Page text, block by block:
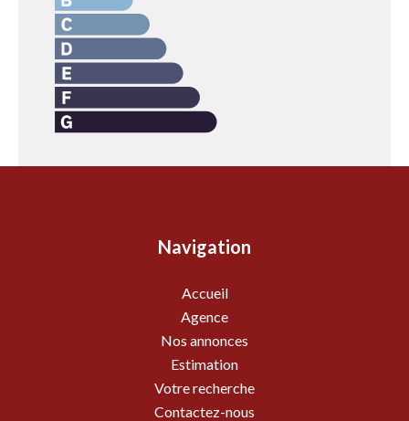
Navigation
Accueil
Agence
Nos annonces
Estimation
Votre recherche
Contactez-nous